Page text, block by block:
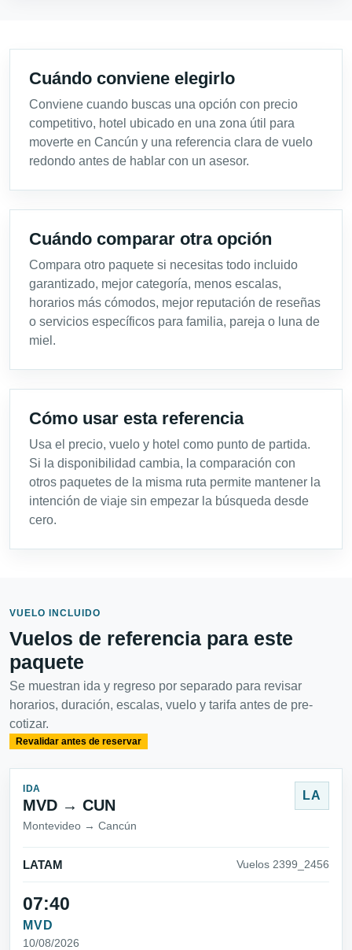
Cuándo conviene elegirlo
Conviene cuando buscas una opción con precio
competitivo, hotel ubicado en una zona útil para
moverte en Cancún y una referencia clara de vuelo
redondo antes de hablar con un asesor.
Cuándo comparar otra opción
Compara otro paquete si necesitas todo incluido
garantizado, mejor categoría, menos escalas,
horarios más cómodos, mejor reputación de reseñas
o servicios específicos para familia, pareja o luna de
miel.
Cómo usar esta referencia
Usa el precio, vuelo y hotel como punto de partida.
Si la disponibilidad cambia, la comparación con
otros paquetes de la misma ruta permite mantener la
intención de viaje sin empezar la búsqueda desde
cero.
VUELO INCLUIDO
Vuelos de referencia para este
paquete
Se muestran ida y regreso por separado para revisar
horarios, duración, escalas, vuelo y tarifa antes de pre-
cotizar.
Revalidar antes de reservar
IDA
MVD → CUN
Montevideo → Cancún
LA
LATAM Vuelos 2399_2456
07:40
MVD
10/08/2026